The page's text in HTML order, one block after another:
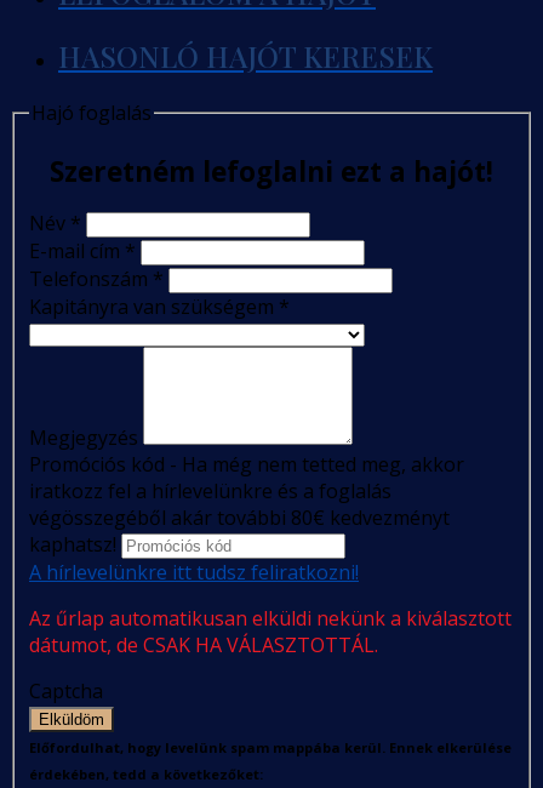
HASONLÓ HAJÓT KERESEK
Hajó foglalás
Szeretném lefoglalni ezt a hajót!
Név *
E-mail cím *
Telefonszám *
Kapitányra van szükségem *
Megjegyzés
Promóciós kód - Ha még nem tetted meg, akkor
iratkozz fel a hírlevelünkre és a foglalás
végösszegéből akár további 80€ kedvezményt
kaphatsz!
A hírlevelünkre itt tudsz feliratkozni!
Az űrlap automatikusan elküldi nekünk a kiválasztott
dátumot, de CSAK HA VÁLASZTOTTÁL.
Captcha
Elküldöm
Előfordulhat, hogy levelünk spam mappába kerül. Ennek elkerülése
érdekében, tedd a következőket: